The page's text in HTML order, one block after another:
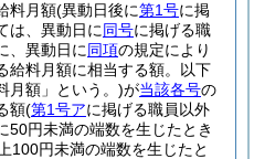
料月額(異動日後に第1号に掲
は、異動日に同号に掲げる職
、異動日に同項の規定により
給料月額に相当する額。以下
月額」という。)が当該各号の
額(第1号アに掲げる職員以外
50円未満の端数を生じたとき
100円未満の端数を生じたと